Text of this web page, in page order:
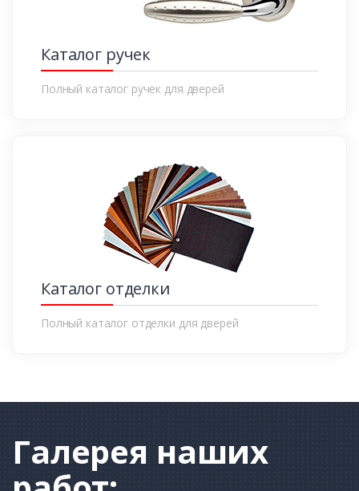
Каталог ручек
Полный каталог ручек для дверей
Каталог отделки
Полный каталог отделки для дверей
Галерея наших